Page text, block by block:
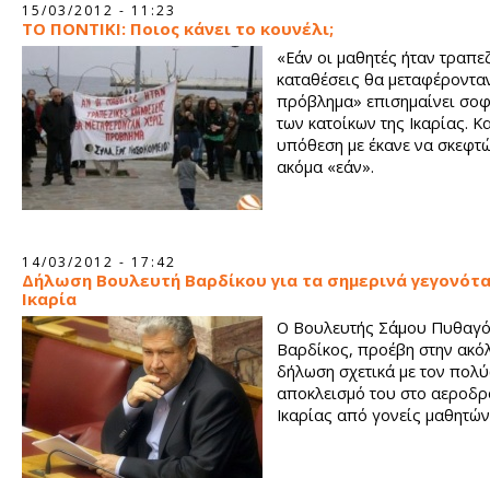
15/03/2012 - 11:23
ΤΟ ΠΟΝΤΙΚΙ: Ποιος κάνει το κουνέλι;
«Εάν οι μαθητές ήταν
καταθέσεις θα
πρόβλημα» επισημαίνει
των κατοίκων της Ικαρίας.
υπόθεση με έκανε να
ακόμα «εάν».
14/03/2012 - 17:42
Δήλωση Βουλευτή Βαρδίκου για τα σημερινά
Ικαρία
Ο Βουλευτής Σάμου
Βαρδίκος, προέβη στην
δήλωση σχετικά με τον
αποκλεισμό του στο
Ικαρίας από γονείς